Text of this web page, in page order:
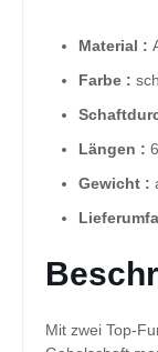
Material :
Farbe :
Längen :
Gewicht :
Mit zwei Top-